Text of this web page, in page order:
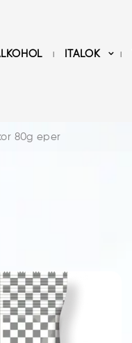
ITALOK
80g eper